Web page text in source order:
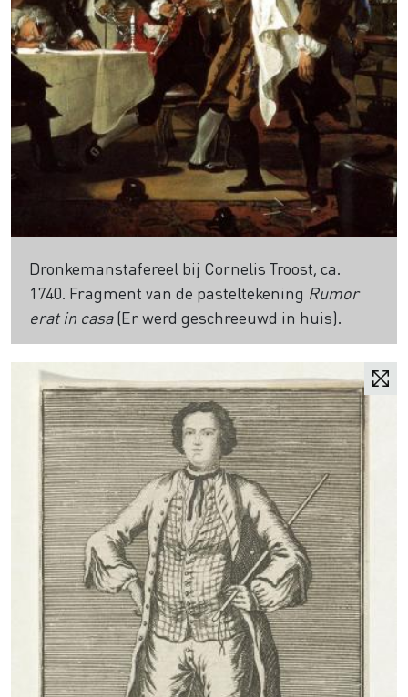
Dronkemanstafereel bij Cornelis Troost, ca.
1740. Fragment van de pasteltekening Rumor
erat in casa(Er werd geschreeuwd in huis).